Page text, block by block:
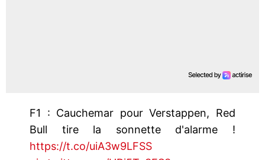
F1 : Cauchemar pour Verstappen, Red
Bull tire la sonnette d'alarme !
https://t.co/uiA3w9LFSS